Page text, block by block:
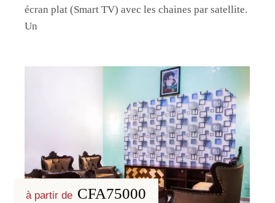
écran plat (Smart TV) avec les chaines par satellite.
Un
à partir de CFA75000